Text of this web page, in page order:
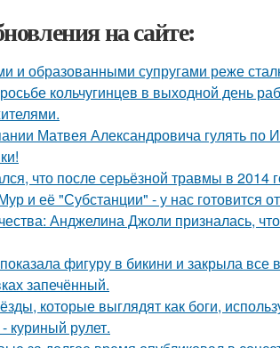
на сайте:
и образованными супругами реже
кольчугинцев в выходной день
Матвея Александровича гулять по
что после серьёзной травмы в
и её "Субстанции" - у нас готовится
Анджелина Джоли призналась,
фигуру в бикини и закрыла все
запечённый.
которые выглядят как боги,
куриный рулет.